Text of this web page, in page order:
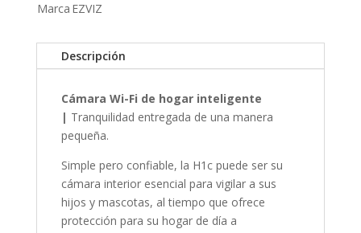
Marca EZVIZ
Descripción
Cámara Wi-Fi de hogar inteligente
| Tranquilidad entregada de una manera
pequeña.
Simple pero confiable, la H1c puede ser su
cámara interior esencial para vigilar a sus
hijos y mascotas, al tiempo que ofrece
protección para su hogar de día a